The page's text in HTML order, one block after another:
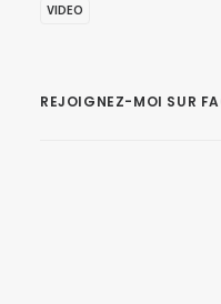
VIDEO
REJOIGNEZ-MOI SUR